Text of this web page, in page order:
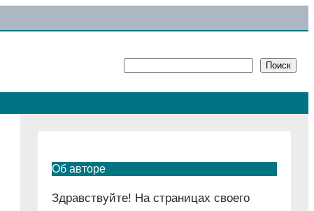
Поиск
Об авторе
Здравствуйте! На страницах своего